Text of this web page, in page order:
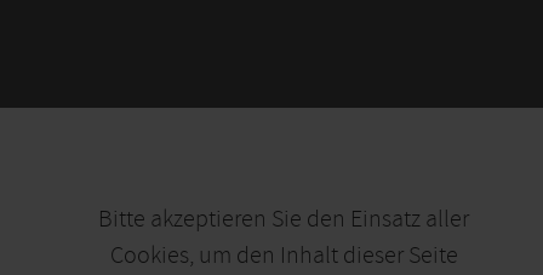
Bitte akzeptieren Sie den Einsatz aller
Cookies, um den Inhalt dieser Seite